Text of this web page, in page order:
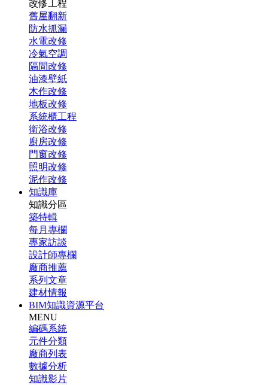
改修工程
舊屋翻新
防水抓漏
水電改修
冷氣空調
隔間改修
油漆壁紙
木作改修
地板改修
系統櫃工程
衛浴改修
廚房改修
門窗改修
照明改修
泥作改修
知識庫
知識分區
築特輯
每月專欄
專家訪談
設計師專欄
廠商推薦
系列文章
建材情報
BIM知識資源平台
MENU
編碼系統
元件分類
廠商列表
數據分析
知識影片